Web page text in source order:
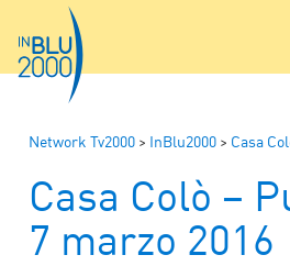
Network Tv2000 > InBlu2000 > Casa
Casa Colò –
7 marzo 2016